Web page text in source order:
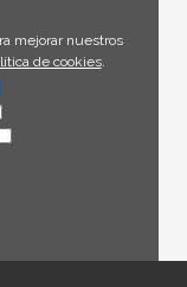
mejorar nuestros
de cookies.